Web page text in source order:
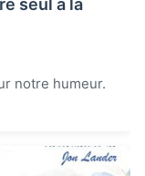
seul à la
notre humeur.